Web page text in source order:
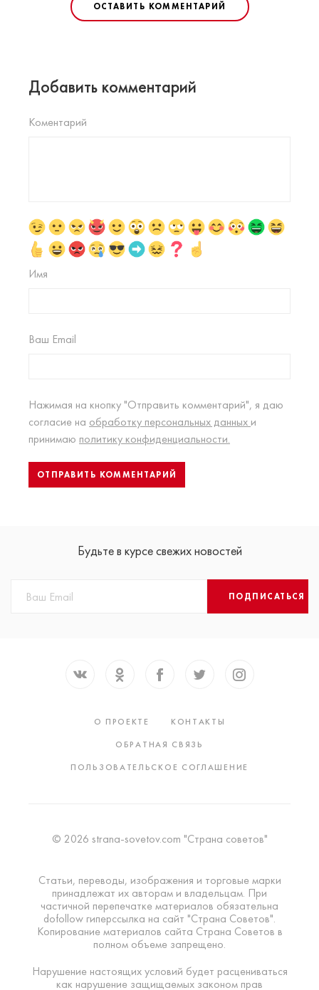
ОСТАВИТЬ КОММЕНТАРИЙ
Добавить комментарий
Коментарий
Имя
Ваш Email
Нажимая на кнопку "Отправить комментарий", я даю
согласие на обработку персональных данных и
принимаю политику конфиденциальности.
Будьте в курсе свежих новостей
ПОДПИСАТЬСЯ
О ПРОЕКТЕ
КОНТАКТЫ
ОБРАТНАЯ СВЯЗЬ
ПОЛЬЗОВАТЕЛЬСКОЕ СОГЛАШЕНИЕ
© 2026 strana-sovetov.com "Страна советов"
Статьи, переводы, изображения и торговые марки
принадлежат их авторам и владельцам. При
частичной перепечатке материалов обязательна
dofollow гиперссылка на сайт "Страна Советов".
Копирование материалов сайта Страна Советов в
полном объеме запрещено.
Нарушение настоящих условий будет расцениваться
как нарушение защищаемых законом прав